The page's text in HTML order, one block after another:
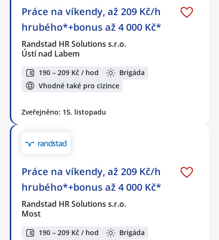
Práce na víkendy, až 209 Kč/h
hrubého*+bonus až 4 000 Kč*
Randstad HR Solutions s.r.o.
Ústí nad Labem
190 – 209 Kč / hod
Brigáda
Vhodné také pro cizince
Zveřejněno: 15. listopadu
Práce na víkendy, až 209 Kč/h
hrubého*+bonus až 4 000 Kč*
Randstad HR Solutions s.r.o.
Most
190 – 209 Kč / hod
Brigáda